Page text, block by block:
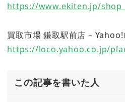
https://www.ekiten.jp/
買取市場 鎌取駅前店 – Yahoo!
https://loco.yahoo.co.jp/
この記事を書いた人